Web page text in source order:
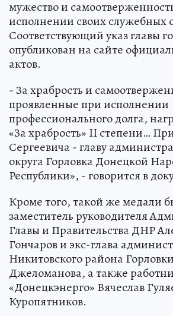
мужество и
исполнении своих служебных
Соответствующий указ главы
опубликован на сайте
актов.
- За храбрость и
проявленные при исполнении
профессионального долга,
«За храбрость» II степени…
Сергеевича - главу
округа Горловка Донецкой
Республики», - говорится в
Кроме того, такой же медали
заместитель руководителя
Главы и Правительства ДНР
Гончаров и экс-глава
Никитовского района
Джеломанова, а также
«Донецкэнерго» Вячеслав
Куропятников.